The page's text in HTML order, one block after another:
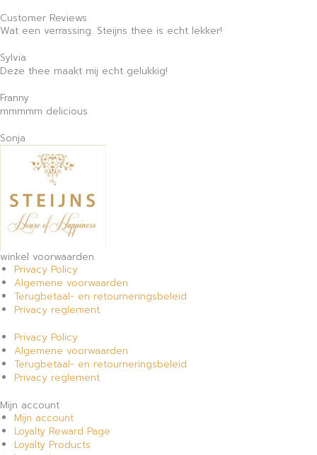
Customer Reviews
Wat een verrassing. Steijns thee is echt lekker!
Sylvia
Deze thee maakt mij echt gelukkig!
Franny
mmmmm delicious
Sonja
winkel voorwaarden
Privacy Policy
Algemene voorwaarden
Terugbetaal- en retourneringsbeleid
Privacy reglement
Privacy Policy
Algemene voorwaarden
Terugbetaal- en retourneringsbeleid
Privacy reglement
Mijn account
Mijn account
Loyalty Reward Page
Loyalty Products